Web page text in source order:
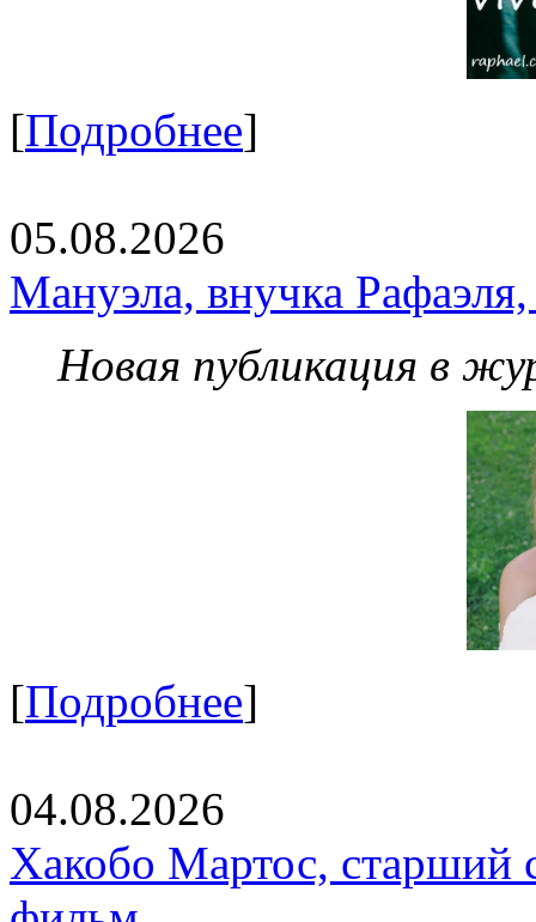
[Подробнее]
05.08.2026
Мануэла, внучка
Новая публикация в
[Подробнее]
04.08.2026
Хакобо Мартос, старший